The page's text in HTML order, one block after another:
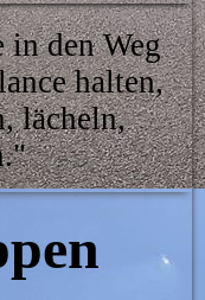
in den Weg
halten,
lächeln,